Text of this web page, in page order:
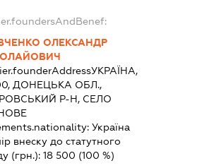
ОЛЕКСАНДР
УКРАЇНА,
ДОНЕЦЬКА ОБЛ.,
Р-Н, СЕЛО
Україна
внеску до статутного
(грн.):18 500 (100 %)